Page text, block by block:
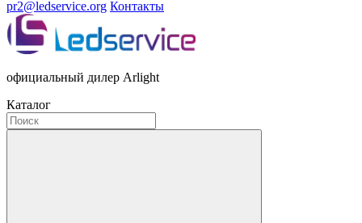
pr2@ledservice.org Контакты
официальный дилер Arlight
Каталог